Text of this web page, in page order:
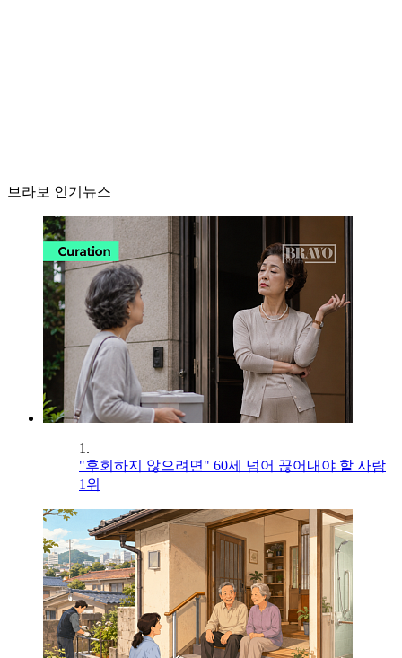
브라보 인기뉴스
1.
"후회하지 않으려면" 60세 넘어 끊어내야 할 사람
1위